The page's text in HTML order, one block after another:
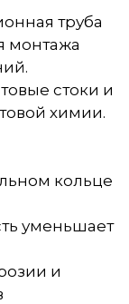
труба
монтажа
стоки и
химии.
кольце
уменьшает
и